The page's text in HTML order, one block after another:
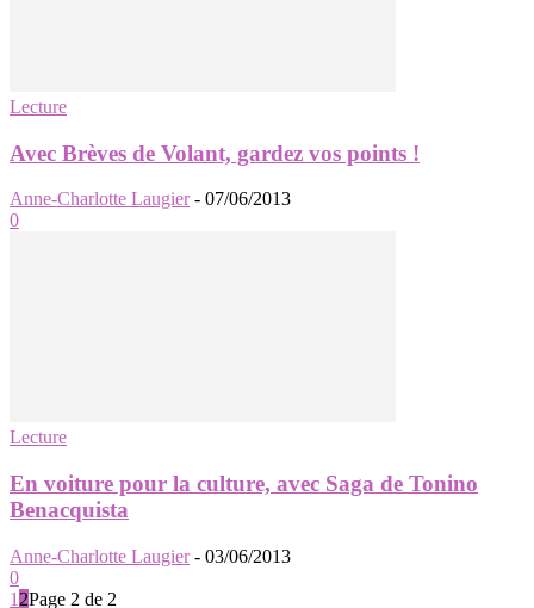
Lecture
Avec Brèves de Volant, gardez vos points !
Anne-Charlotte Laugier - 07/06/2013
0
Lecture
En voiture pour la culture, avec Saga de Tonino
Benacquista
Anne-Charlotte Laugier - 03/06/2013
0
1 2Page 2 de 2